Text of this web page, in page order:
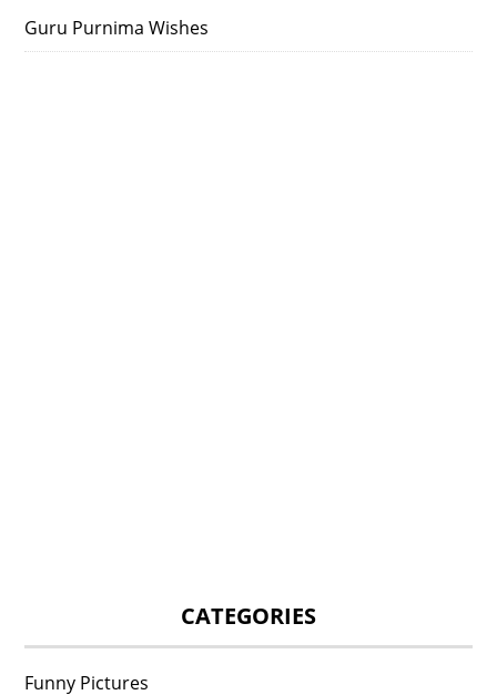
Guru Purnima Wishes
CATEGORIES
Funny Pictures